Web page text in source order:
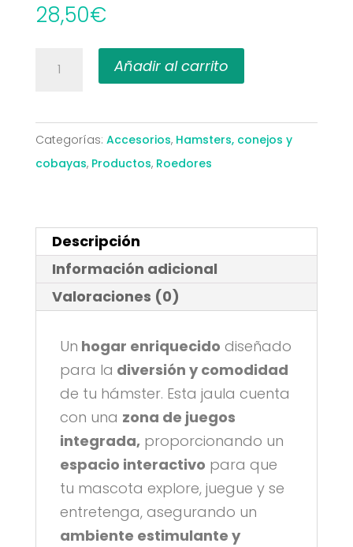
28,50€
cantidad
Añadir al carrito
Categorías: Accesorios, Hamsters, conejos y
cobayas, Productos, Roedores
Descripción
Información adicional
Valoraciones (0)
Un hogar enriquecido diseñado
para la diversión y comodidad
de tu hámster. Esta jaula cuenta
con una zona de juegos
integrada,proporcionando un
espacio interactivo para que
tu mascota explore, juegue y se
entretenga, asegurando un
ambiente estimulante y